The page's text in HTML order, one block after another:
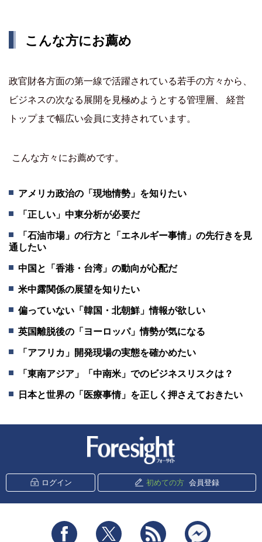
こんな方にお薦め
政官財各方面の第一線で活躍されている若手の方々から、
ビジネスの次なる展開を見極めようとする管理層、 経営
トップまで幅広い会員に支持されています。
こんな方々にお薦めです。
アメリカ政治の「現地情勢」を知りたい
「正しい」中東分析が必要だ
「石油市場」の行方と「エネルギー事情」の先行きを見
通したい
中国と「香港・台湾」の動向が心配だ
米中露関係の展望を知りたい
偏っていない「韓国・北朝鮮」情報が欲しい
英国離脱後の「ヨーロッパ」情勢が気になる
「アフリカ」開発現場の実態を確かめたい
「東南アジア」「中南米」でのビジネスリスクは？
日本と世界の「医療事情」を正しく押さえておきたい
ログイン 初めての方 会員登録
Facebook Twitter RSS